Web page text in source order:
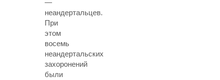
—
неандертальцев.
При
этом
восемь
неандертальских
захоронений
были